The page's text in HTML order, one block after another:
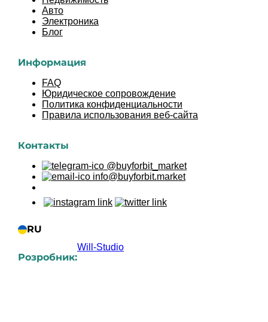
Авто
Электроника
Блог
Информация
FAQ
Юридическое сопровождение
Политика конфиденциальности
Правила использования веб-сайта
Контакты
@buyforbit_market
info@buyforbit.market
RU
UK
Розробник:
Will-Studio